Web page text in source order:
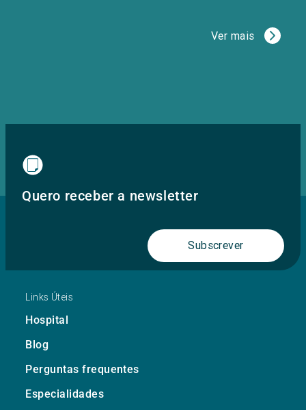
Ver mais
Quero receber a newsletter
Subscrever
Links Úteis
Hospital
Blog
Perguntas frequentes
Especialidades